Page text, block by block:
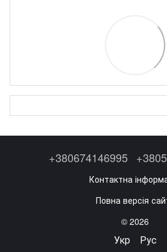
+380674146995
Контактна
Повна версія
© 2026
Укр Рус